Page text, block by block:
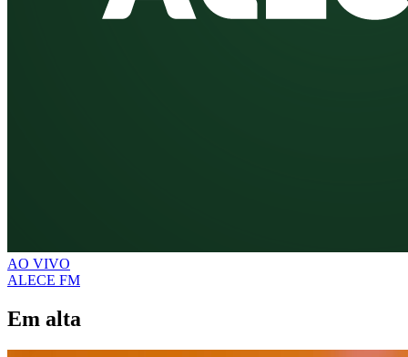
AO VIVO
ALECE FM
Em alta